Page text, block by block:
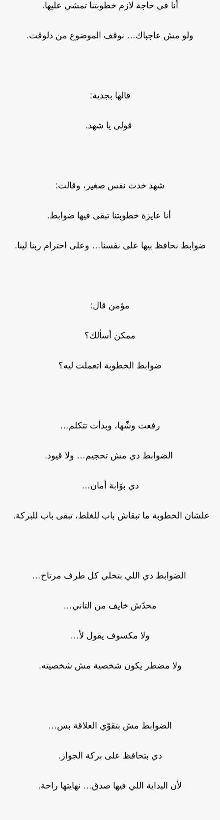
أنا في حاجة لازم خطوبتنا تمشي عليها.
ولو مش عاجباك… نوقف الموضوع من دلوقت.
قالها بجدية:
قولي يا شهد.
شهد خدت نفس صغير، وقالت:
أنا عايزة خطوبتنا تبقى فيها ضوابط.
ضوابط نحافظ بيها على نفسنا… وعلى احترام ربنا لينا.
مؤمن قال:
ممكن أسألك؟
ضوابط الخطوبة اتعملت ليه؟
رفعت وشّها، وبدأت تتكلم…
الضوابط دي مش تحجيم… ولا قيود.
دي بوّابة أمان…
علشان الخطوبة ما تبقاش باب للغلط، تبقى باب للبركة.
الضوابط دي اللي بتخلي كل طرف مرتاح…
محدّش خايف من التاني…
ولا مكسوف يقول لأ…
ولا مضطر يكون شخصية مش شخصيته.
الضوابط مش بتقوّي العلاقة بس…
دي بتحافظ على بركة الجواز.
لأن البداية اللي فيها صدق… نهايتها راحة.